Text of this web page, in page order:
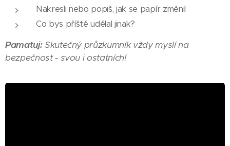
Nakresli nebo popiš, jak se papír změnil
Co bys příště udělal jinak?
Pamatuj:Skutečný průzkumník vždy myslí na
bezpečnost - svou i ostatních!